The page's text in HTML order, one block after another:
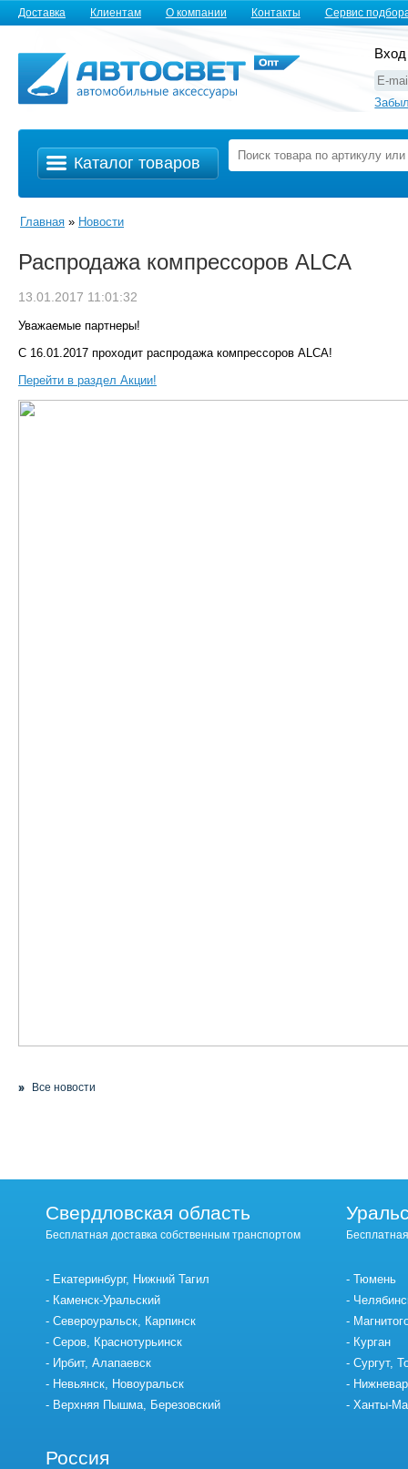
Доставка Клиентам О компании Контакты Сервис
Каталог товаров
Главная » Новости
Распродажа компрессоров ALCA
13.01.2017 11:01:32
Уважаемые партнеры!
С 16.01.2017 проходит распродажа компрессоров ALCA!
Перейти в раздел Акции!
Все новости
Свердловская область
Бесплатная доставка собственным транспортом
Екатеринбург, Нижний Тагил
Каменск-Уральский
Североуральск, Карпинск
Серов, Краснотурьинск
Ирбит, Алапаевск
Невьянск, Новоуральск
Верхняя Пышма, Березовский
Тюмень
Курган
Сургут,
Ханты-
Россия